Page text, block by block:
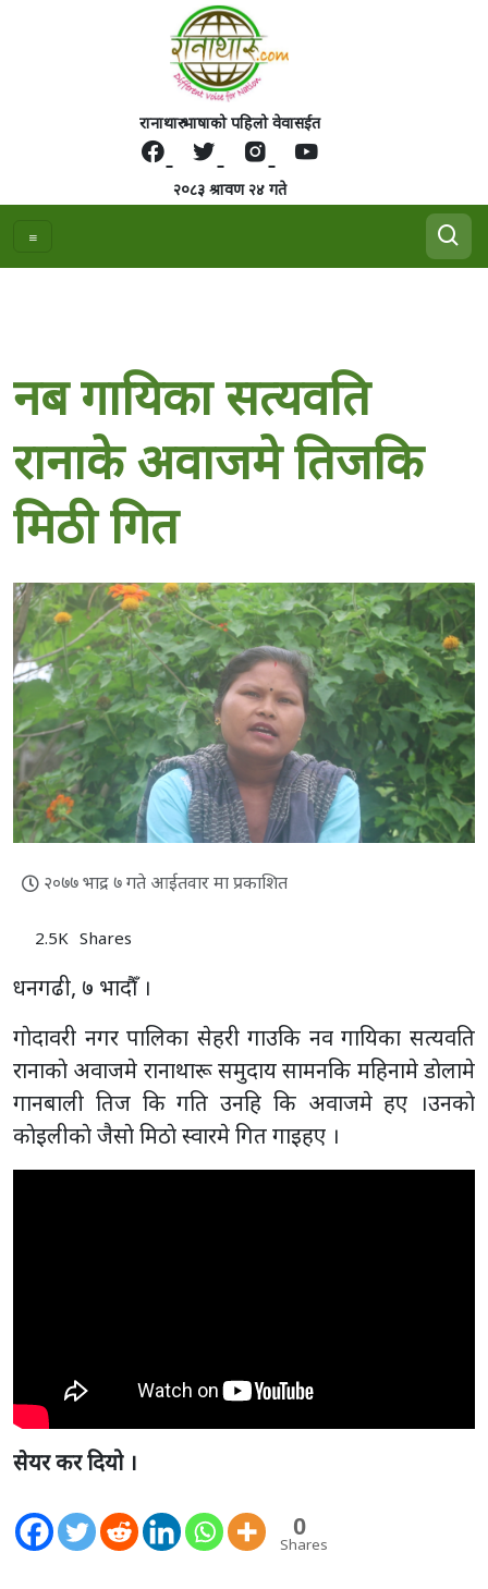
रानाथारु भाषाको पहिलो वेवासईत
२०८३ श्रावण २४ गते
नब गायिका सत्यवति
रानाके अवाजमे तिजकि
मिठी गित
२०७७ भाद्र ७ गते आईतवार मा प्रकाशित
2.5K Shares
धनगढी, ७ भादाैँ ।
गाेदावरी नगर पालिका सेहरी गाउकि नव गायिका सत्यवति
रानाकाे अवाजमे रानाथारू समुदाय सामनकि महिनामे डाेलामे
गानबाली तिज कि गति उनहि कि अवाजमे हए ।उनकाे
काेइलीकाे जैसाे मिठाे स्वारमे गित गाइहए ।
सेयर कर दियो ।
0
Shares